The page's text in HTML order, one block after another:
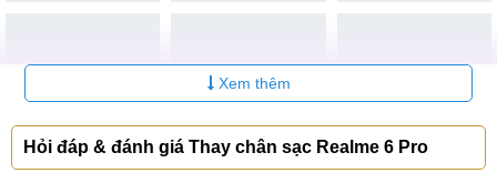
Sửa chân sạc điện thoại Realme 6 Pro lấy ngay
Xem thêm
Hỏi đáp & đánh giá Thay chân sạc Realme 6 Pro